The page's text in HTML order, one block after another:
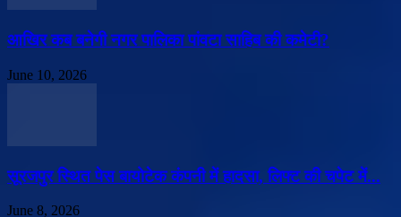
आखिर कब बनेगी नगर पालिका पांवटा साहिब की कमेटी?
June 10, 2026
सूरजपुर स्थित पेस बायोटेक कंपनी में हादसा, लिफ्ट की चपेट में...
June 8, 2026